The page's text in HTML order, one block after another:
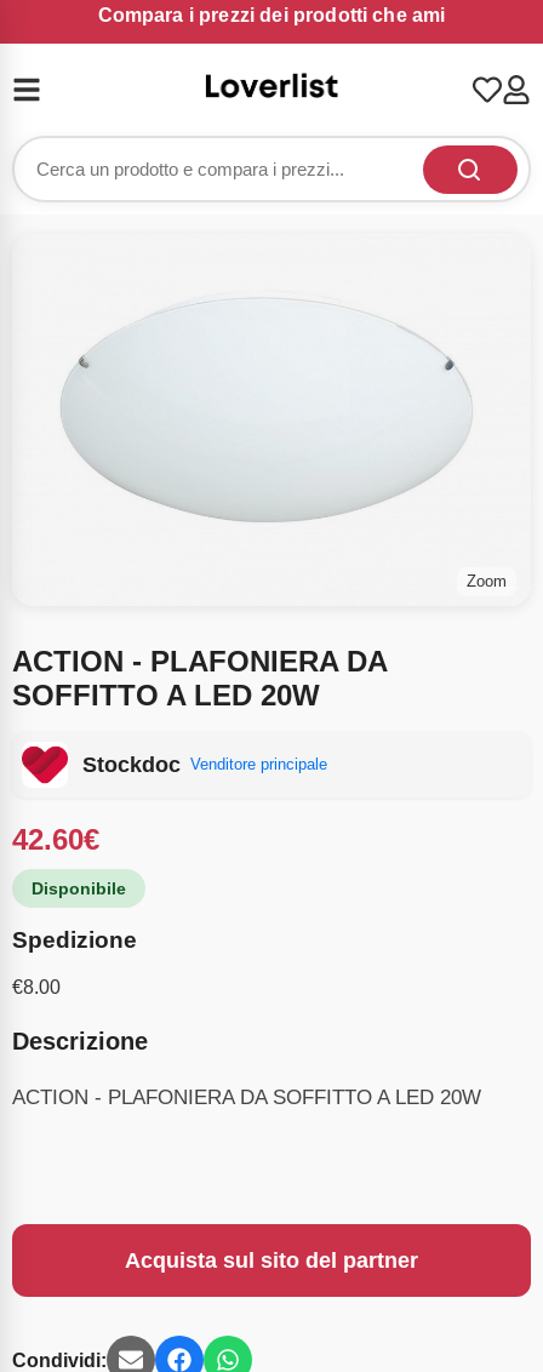
Compara i prezzi dei prodotti che ami
Zoom
ACTION - PLAFONIERA DA
SOFFITTO A LED 20W
Stockdoc Venditore principale
42.60€
Disponibile
Spedizione
€8.00
Descrizione
ACTION - PLAFONIERA DA SOFFITTO A LED 20W
Acquista sul sito del partner
Condividi: